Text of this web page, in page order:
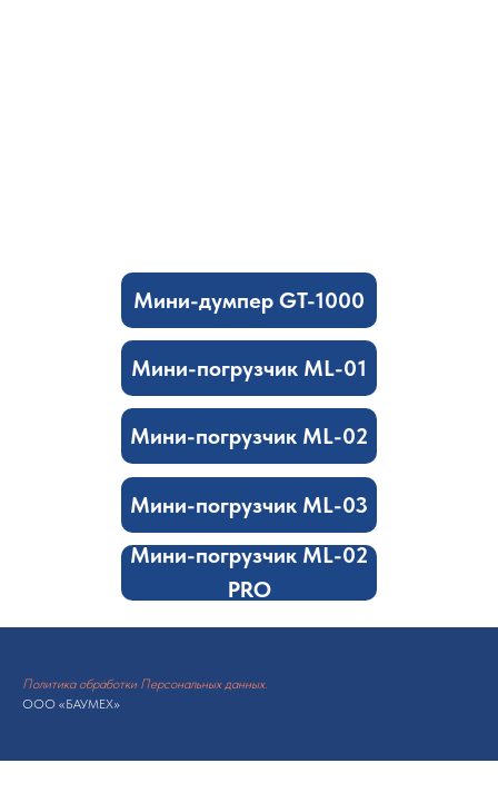
Мини-думпер GT-1000
Мини-погрузчик ML-02
Мини-погрузчик ML-01
Мини-погрузчик ML-03
Мини-погрузчик ML-02
PRO
Политика обработки Персональных данных.
ООО «БАУМЕХ»